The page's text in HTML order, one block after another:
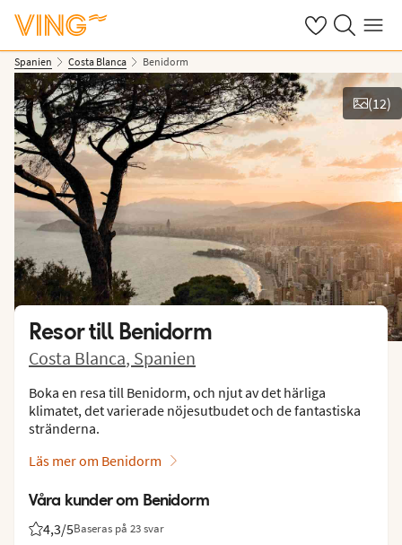
Se dinaSök på ving.se
Meny
Spanien Costa Blanca Benidorm
Se bilder
(12)
Resor till Benidorm
Costa Blanca, Spanien
Boka en resa till Benidorm, och njut av det härliga
klimatet, det varierade nöjesutbudet och de fantastiska
stränderna.
Läs mer om Benidorm
Våra kunder om Benidorm
4,3/5Baseras på 23 svar
Betyg från Vings gäster: 4.3/5